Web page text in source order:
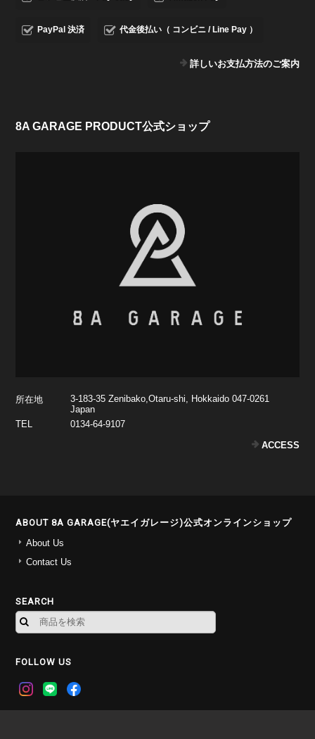
PayPal 決済 代金後払い（ コンビニ / Line Pay ）
詳しいお支払方法のご案内
8A GARAGE PRODUCT公式ショップ
所在地
3-183-35 Zenibako,Otaru-shi, Hokkaido 047-0261
Japan
TEL
0134-64-9107
ACCESS
ABOUT 8A GARAGE(ヤエイガレージ)公式オンラインショップ
About Us
Contact Us
SEARCH
FOLLOW US